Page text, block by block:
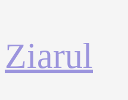
la
conținut
Ziarul